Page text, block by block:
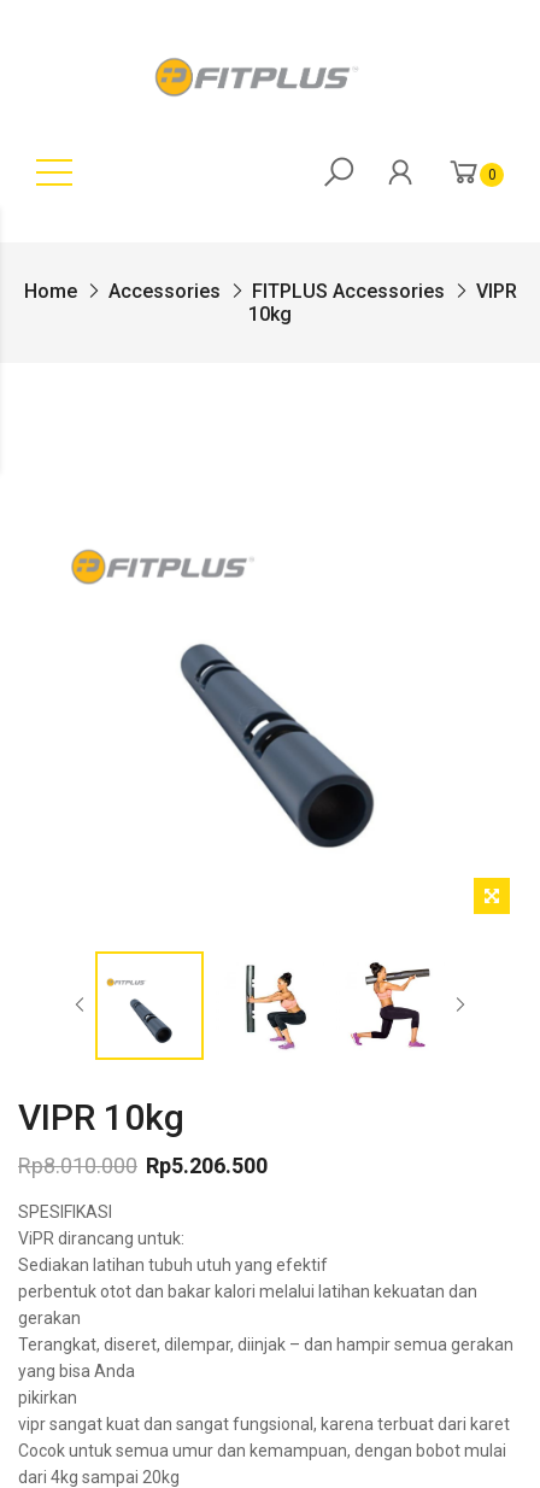
0
Home Accessories FITPLUS Accessories
VIPR
10kg
VIPR 10kg
Rp8.010.000
price
was:
Rp8.010.000.
Rp5.206.500
price
is:
Rp5.206.500.
SPESIFIKASI
ViPR dirancang untuk:
Sediakan latihan tubuh utuh yang efektif
perbentuk otot dan bakar kalori melalui latihan kekuatan dan
gerakan
Terangkat, diseret, dilempar, diinjak – dan hampir semua gerakan
yang bisa Anda
pikirkan
vipr sangat kuat dan sangat fungsional, karena terbuat dari karet
Cocok untuk semua umur dan kemampuan, dengan bobot mulai
dari 4kg sampai 20kg